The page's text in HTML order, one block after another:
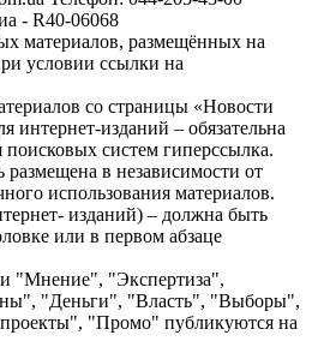
- R40-06068
материалов, размещённых на
условии ссылки на
со страницы «Новости
интернет-изданий – обязательна
поисковых систем гиперссылка.
в независимости от
использования материалов.
изданий) – должна быть
или в первом абзаце
"Мнение", "Экспертиза",
"Деньги", "Власть", "Выборы",
"Промо" публикуются на